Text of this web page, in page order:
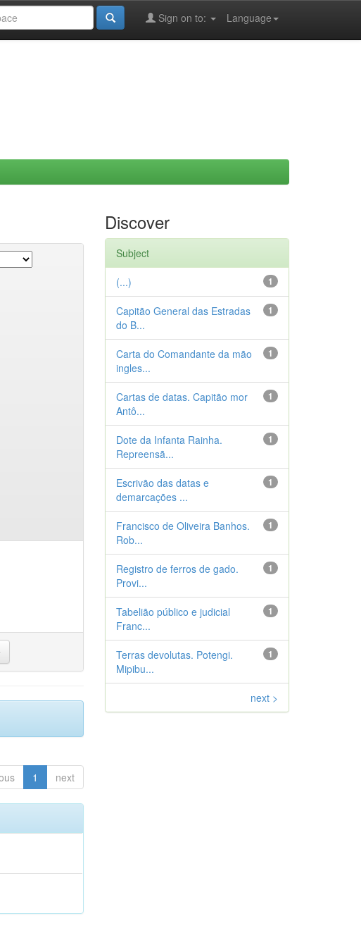
Language
Sign on to:
1 next
Discover
Subject
1
(...)
1
Capitão General das Estradas
do B...
1
Carta do Comandante da mão
ingles...
1
Cartas de datas. Capitão mor
Antô...
1
Dote da Infanta Rainha.
Repreensã...
1
Escrivão das datas e
demarcações ...
1
Francisco de Oliveira Banhos.
Rob...
1
Registro de ferros de gado.
Provi...
1
Tabelião público e judicial
Franc...
1
Terras devolutas. Potengi.
Mipibu...
next >